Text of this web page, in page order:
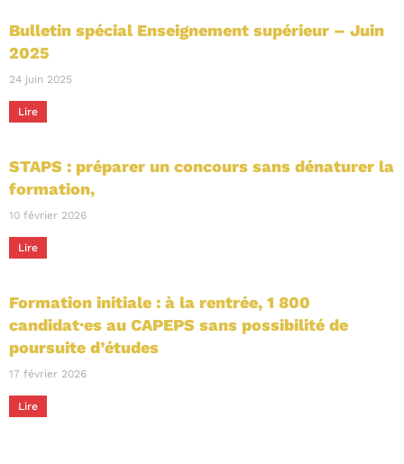
Bulletin spécial Enseignement supérieur – Juin
2025
24 juin 2025
Lire
STAPS : préparer un concours sans dénaturer la
formation,
10 février 2026
Lire
Formation initiale : à la rentrée, 1 800
candidat·es au CAPEPS sans possibilité de
poursuite d’études
17 février 2026
Lire